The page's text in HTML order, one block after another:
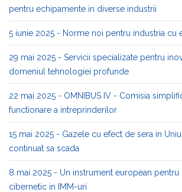
pentru echipamente in diverse industrii
5 iunie 2025 - Norme noi pentru industria cu
29 mai 2025 - Servicii specializate pentru
domeniul tehnologiei profunde
22 mai 2025 - OMNIBUS IV - Comisia
functionare a intreprinderilor
15 mai 2025 - Gazele cu efect de sera in
continuat sa scada
8 mai 2025 - Un instrument european pentru
cibernetic in IMM-uri